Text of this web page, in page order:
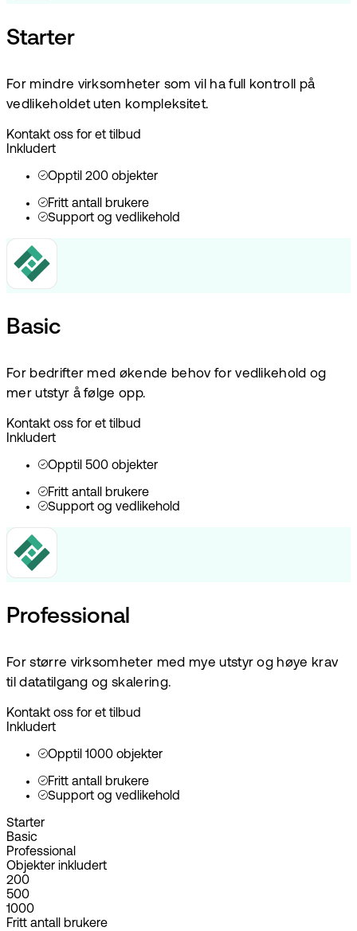
Starter
For mindre virksomheter som vil ha full kontroll på
vedlikeholdet uten kompleksitet.
Kontakt oss for et tilbud
Inkludert
Opptil 200 objekter
Fritt antall brukere
Support og vedlikehold
Basic
For bedrifter med økende behov for vedlikehold og
mer utstyr å følge opp.
Kontakt oss for et tilbud
Inkludert
Opptil 500 objekter
Fritt antall brukere
Support og vedlikehold
Professional
For større virksomheter med mye utstyr og høye krav
til datatilgang og skalering.
Kontakt oss for et tilbud
Inkludert
Opptil 1000 objekter
Fritt antall brukere
Support og vedlikehold
Starter
Basic
Professional
Objekter inkludert
200
500
1000
Fritt antall brukere